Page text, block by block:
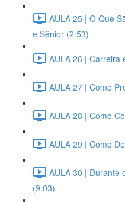
AULA 25 | O Que
e Sênior (2:53)
AULA 26 | Carreira
AULA 27 | Como
AULA 28 | Como
AULA 29 | Como
AULA 30 | Durante
(9:03)